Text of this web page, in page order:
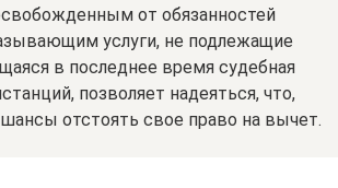
от обязанностей
услуги, не подлежащие
в последнее время судебная
позволяет надеяться, что,
отстоять свое право на вычет.